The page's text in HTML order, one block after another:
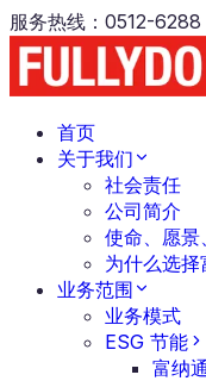
服务热线 ： 0512-
首页
关于我们
社会责任
公司简介
使命、愿景
为什么选择
业务范围
业务模式
ESG 节能
富纳通